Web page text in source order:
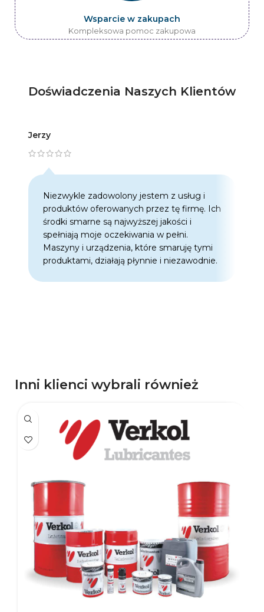
Wsparcie w zakupach
Kompleksowa pomoc zakupowa
Doświadczenia Naszych Klientów
Jerzy
Niezwykle zadowolony jestem z usług i
produktów oferowanych przez tę firmę. Ich
środki smarne są najwyższej jakości i
spełniają moje oczekiwania w pełni.
Maszyny i urządzenia, które smaruję tymi
produktami, działają płynnie i niezawodnie.
Inni klienci wybrali również